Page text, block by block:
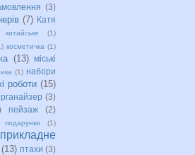
(3)
(7) Катя
китайське (1)
косметичка (1)
(13) міські
(1) набори
роботи (15)
(3)
пейзаж
(2)
подарунки (1)
прикладне
(13) птахи (3)